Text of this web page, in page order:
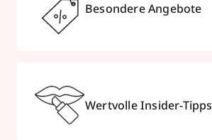
Besondere Angebote
Wertvolle Insider-Tipps